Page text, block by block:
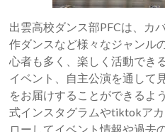
出雲高校ダンス部PFCは、カ
作ダンスなど様々なジャンル
心者も多く、楽しく活動でき
イベント、自主公演を通して
をお届けすることができるよ
式インスタグラムやtiktokア
ローしてイベント情報や過去